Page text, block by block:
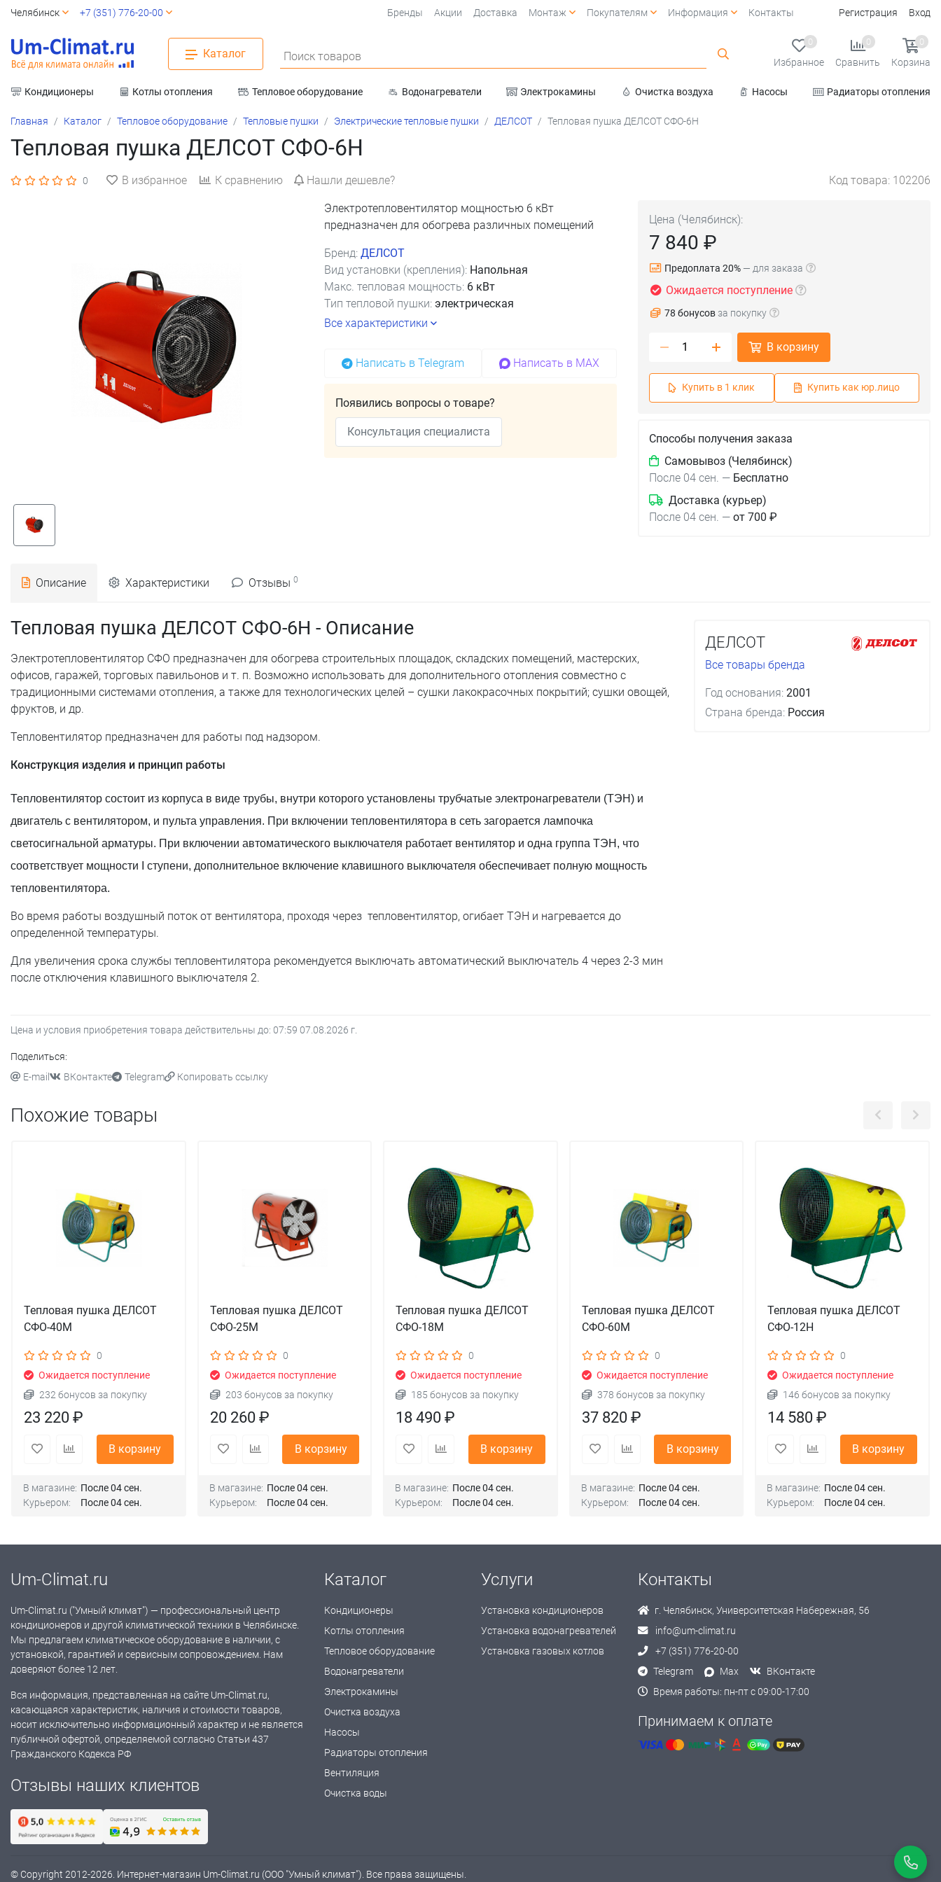
Кондиционеры Котлы отопления Тепловое оборудование Водонагреватели Электрокамины Очистка воздуха Насосы
Радиаторы отопления
Каталог Поиск товаров
0
Избранное
0
Сравнить
0
Корзина
Челябинск +7 (351) 776-20-00 Бренды Акции Доставка Монтаж Покупателям Информация Контакты Регистрация Вход
Главная Каталог Тепловое оборудование Тепловые пушки Электрические тепловые пушки ДЕЛСОТ Тепловая пушка ДЕЛСОТ СФО-6Н
Тепловая пушка ДЕЛСОТ СФО-6Н
0 Код товара: 102206
В избранное К сравнению Нашли дешевле?
Цена (Челябинск):
7 840 ₽
Предоплата 20% — для заказа
Ожидается поступление
78 бонусов за покупку
В корзину
Купить в 1 клик Купить как юр.лицо
Способы получения заказа
Самовывоз (Челябинск)
После 04 сен. — Бесплатно
Доставка (курьер)
После 04 сен. — от 700 ₽
Электротепловентилятор мощностью 6 кВт
предназначен для обогрева различных помещений
Бренд: ДЕЛСОТ
Вид установки (крепления): Напольная
Макс. тепловая мощность: 6 кВт
Тип тепловой пушки: электрическая
Все характеристики
Написать в Telegram Написать в MAX
Появились вопросы о товаре?
Консультация специалиста
Описание Характеристики Отзывы 0
Тепловая пушка ДЕЛСОТ СФО-6Н - Описание
Электротепловентилятор СФО предназначен для обогрева строительных площадок, складских помещений, мастерских,
офисов, гаражей, торговых павильонов и т. п. Возможно использовать для дополнительного отопления совместно с
традиционными системами отопления, а также для технологических целей – сушки лакокрасочных покрытий; сушки овощей,
фруктов, и др.
Тепловентилятор предназначен для работы под надзором.
Конструкция изделия и принцип работы
Тепловентилятор состоит из корпуса в виде трубы, внутри которого установлены трубчатые электронагреватели (ТЭН) и
двигатель с вентилятором, и пульта управления. При включении тепловентилятора в сеть загорается лампочка
светосигнальной арматуры. При включении автоматического выключателя работает вентилятор и одна группа ТЭН, что
соответствует мощности I ступени, дополнительное включение клавишного выключателя обеспечивает полную мощность
тепловентилятора.
Во время работы воздушный поток от вентилятора, проходя через тепловентилятор, огибает ТЭН и нагревается до
определенной температуры.
Для увеличения срока службы тепловентилятора рекомендуется выключать автоматический выключатель 4 через 2-3 мин
после отключения клавишного выключателя 2.
ДЕЛСОТ
Все товары бренда
Год основания: 2001
Страна бренда: Россия
Цена и условия приобретения товара действительны до: 07:59 07.08.2026 г.
Поделиться:
E-mail
ВКонтакте Telegram Копировать ссылку
Похожие товары
Тепловая пушка ДЕЛСОТ
СФО-40М
0
Ожидается поступление
232 бонусов за покупку
23 220 ₽
В корзину
В магазине: После 04 сен.
Курьером:
После 04 сен.
Тепловая пушка ДЕЛСОТ
СФО-25М
0
Ожидается поступление
203 бонусов за покупку
20 260 ₽
В корзину
В магазине: После 04 сен.
Курьером:
После 04 сен.
Тепловая пушка ДЕЛСОТ
СФО-18М
0
Ожидается поступление
185 бонусов за покупку
18 490 ₽
В корзину
В магазине: После 04 сен.
Курьером:
После 04 сен.
Тепловая пушка ДЕЛСОТ
СФО-60М
0
Ожидается поступление
378 бонусов за покупку
37 820 ₽
В корзину
В магазине: После 04 сен.
Курьером:
После 04 сен.
Тепловая пушка ДЕЛСОТ
СФО-12Н
0
Ожидается поступление
146 бонусов за покупку
14 580 ₽
В корзину
В магазине: После 04 сен.
Курьером:
После 04 сен.
Um-Climat.ru
Um-Climat.ru ("Умный климат") — профессиональный центр
кондиционеров и другой климатической техники в Челябинске.
Мы предлагаем климатическое оборудование в наличии, с
установкой, гарантией и сервисным сопровождением. Нам
доверяют более 12 лет.
Вся информация, представленная на сайте Um-Climat.ru,
касающаяся характеристик, наличия и стоимости товаров,
носит исключительно информационный характер и не является
публичной офертой, определяемой согласно Статьи 437
Гражданского Кодекса РФ
Отзывы наших клиентов
Каталог
Кондиционеры
Котлы отопления
Тепловое оборудование
Водонагреватели
Электрокамины
Очистка воздуха
Насосы
Радиаторы отопления
Вентиляция
Очистка воды
Услуги
Установка кондиционеров
Установка водонагревателей
Установка газовых котлов
Контакты
г. Челябинск, Университетская Набережная, 56
info@um-climat.ru
+7 (351) 776-20-00
Telegram
Max
ВКонтакте
Время работы: пн-пт с 09:00-17:00
Принимаем к оплате
© Copyright 2012-2026. Интернет-магазин Um-Climat.ru (ООО "Умный климат"). Все права защищены.